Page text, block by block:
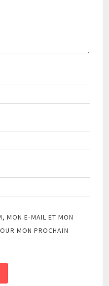
MON E-MAIL ET MON
MON PROCHAIN